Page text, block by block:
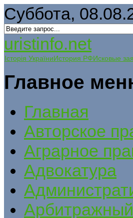
Суббота,
uristinfo.net
Історія УкраїниИстория РФИсковые
Главное
Главная
Авторское
Аграрное
Адвокатура